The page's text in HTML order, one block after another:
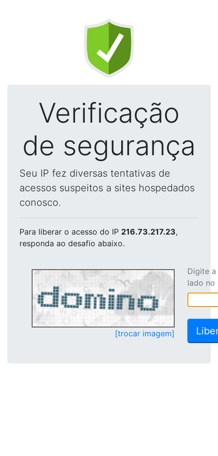
Verificação
de segurança
Seu IP fez diversas tentativas de
acessos suspeitos a sites hospedados
conosco.
Para liberar o acesso do IP 216.73.217.23,
responda ao desafio abaixo.
[trocar imagem]
Digite
lado no